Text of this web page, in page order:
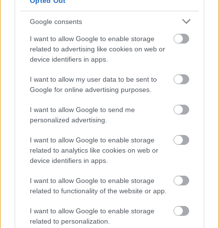
Google consents
I want to allow Google to enable storage
related to advertising like cookies on web or
device identifiers in apps.
I want to allow my user data to be sent to
Google for online advertising purposes.
I want to allow Google to send me
personalized advertising.
I want to allow Google to enable storage
related to analytics like cookies on web or
device identifiers in apps.
I want to allow Google to enable storage
related to functionality of the website or app.
I want to allow Google to enable storage
related to personalization.
Mint azt már megszokhattuk, a látvány mindennél
van. Egyik sem tökéletes, vannak gondjaik, de együtt
képesek bármit legyőzni! Ugyanakkor semmi
kifigurázzák az amerikai főgórékat és egy percre se
fogunk unatkozni a játékidő alatt!